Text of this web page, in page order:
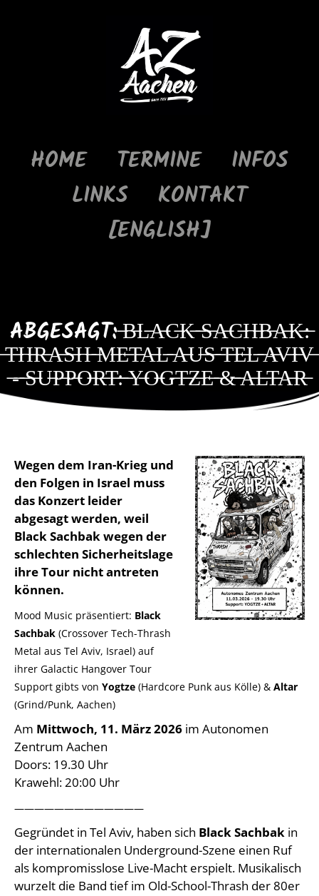
HOME TERMINE
INFOS
LINKS
KONTAKT
[ENGLISH]
ABGESAGT: ̶B̶L̶A̶C̶K̶ ̶S̶A̶C̶H̶B̶A̶K̶:̶
̶T̶H̶R̶A̶S̶H̶ ̶M̶E̶T̶A̶L̶ ̶A̶U̶S̶ ̶T̶E̶L̶ ̶A̶V̶I̶V̶
̶-̶ ̶S̶U̶P̶P̶O̶R̶T̶:̶ ̶Y̶O̶G̶T̶Z̶E̶ ̶&̶ ̶A̶L̶T̶A̶R̶
Wegen dem Iran-Krieg und
den Folgen in Israel muss
das Konzert leider
abgesagt werden, weil
Black Sachbak wegen der
schlechten Sicherheitslage
ihre Tour nicht antreten
können.
Mood Music präsentiert: Black
Sachbak (Crossover Tech-Thrash
Metal aus Tel Aviv, Israel) auf
ihrer Galactic Hangover Tour
Support gibts von Yogtze (Hardcore Punk aus Kölle) & Altar
(Grind/Punk, Aachen)
Am Mittwoch, 11. März 2026 im Autonomen
Zentrum Aachen
Doors: 19.30 Uhr
Krawehl: 20:00 Uhr
—————————————
Gegründet in Tel Aviv, haben sich Black Sachbak in
der internationalen Underground-Szene einen Ruf
als kompromisslose Live-Macht erspielt. Musikalisch
wurzelt die Band tief im Old-School-Thrash der 80er